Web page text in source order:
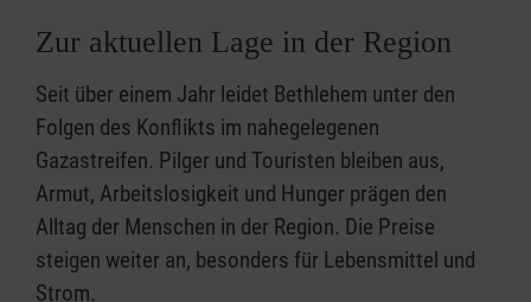
Zur aktuellen Lage in der Region
Seit über einem Jahr leidet Bethlehem unter den
Folgen des Konflikts im nahegelegenen
Gazastreifen. Pilger und Touristen bleiben aus,
Armut, Arbeitslosigkeit und Hunger prägen den
Alltag der Menschen in der Region. Die Preise
steigen weiter an, besonders für Lebensmittel und
Strom.